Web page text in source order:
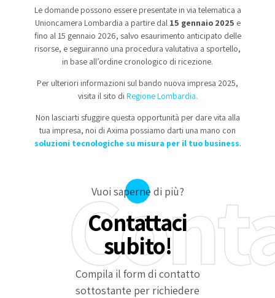
Le domande possono essere presentate in via telematica a
Unioncamera Lombardia a partire dal 15 gennaio 2025 e
fino al 15 gennaio 2026, salvo esaurimento anticipato delle
risorse, e seguiranno una procedura valutativa a sportello,
in base all’ordine cronologico di ricezione.
Per ulteriori informazioni sul bando nuova impresa 2025,
visita il sito di Regione Lombardia.
Non lasciarti sfuggire questa opportunità per dare vita alla
tua impresa, noi di Axima possiamo darti una mano con
soluzioni tecnologiche su misura per il tuo business.
Vuoi saperne di più?
Contattaci
subito!
Compila il form di contatto
sottostante per richiedere